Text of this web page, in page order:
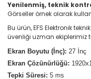
Yenilenmiş, teknik
Görseller örnek olarak
Bu ürün, EFS Elektronik
üvenliği uzman ekiplerimiz
Ekran Boyutu (İnç): 27 İnç
Ekran Çözünürlüğü:
Tepki Süresi: 5 ms